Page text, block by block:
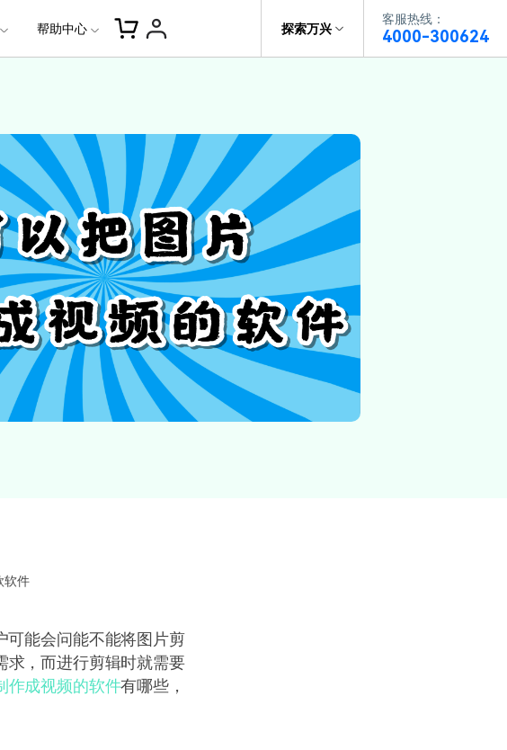
探索万兴
客服热线：
4000-300624
恢复专家
高效的数据管理软件
易修
/照片修复一站式解决方案
关于万兴
新闻中心
加入我们
帮助中心
教育
电力资源
帮助中心
客服热线：
4000-300624
步
文本
视频标题文字
文字路径动画
文字动画
花字与标题编辑
功能 >
资源特效
视频特效
工程模板 HOT
视频滤镜
音频库
数据化模板 NEW
百万量内置素材 >
AI 音色克隆
AI 生成音效 NEW
文字转语音
AI 音乐生成
AI 视频翻译
AI 写文案
动感字幕
频
华为鸿蒙
万兴喵影鸿蒙版首发
辑
用户从入门到精通产品。
视频教程 入门必看 Bilibili
跟着达人视频学剪辑， 小白也能
玩转特效大片
喵影学社|0基础实战 限免
提供人门到精通的全方位视频剪辑
课程满足各类场景的创作需求
帮助中心
息，体验最新功能
规则
软件
可能会问能不能将图片剪
求，而进行剪辑时就需要
作成视频的软件有哪些，